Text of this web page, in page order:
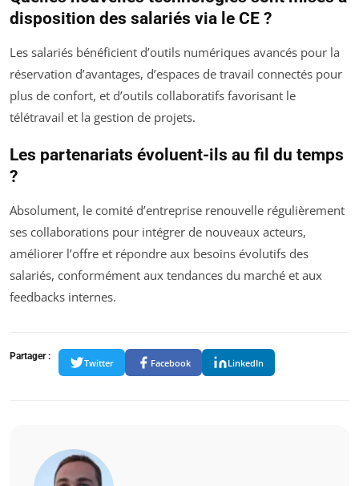
disposition des salariés via le CE ?
Les salariés bénéficient d’outils numériques avancés pour la
réservation d’avantages, d’espaces de travail connectés pour
plus de confort, et d’outils collaboratifs favorisant le
télétravail et la gestion de projets.
Les partenariats évoluent-ils au fil du temps
?
Absolument, le comité d’entreprise renouvelle régulièrement
ses collaborations pour intégrer de nouveaux acteurs,
améliorer l’offre et répondre aux besoins évolutifs des
salariés, conformément aux tendances du marché et aux
feedbacks internes.
Partager :
Twitter Facebook LinkedIn